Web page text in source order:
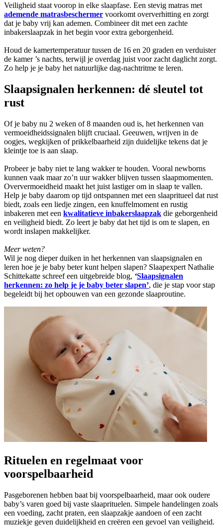
Veiligheid staat voorop in elke slaapfase. Een stevig matras met
ademende matrasbeschermer voorkomt oververhitting en zorgt
dat je baby vrij kan ademen. Combineer dit met een zachte
inbakerslaapzak in het begin voor extra geborgenheid.
Houd de kamertemperatuur tussen de 16 en 20 graden en verduister
de kamer ’s nachts, terwijl je overdag juist voor zacht daglicht zorgt.
Zo help je je baby het natuurlijke dag-nachtritme te leren.
Slaapsignalen herkennen: dé sleutel tot
rust
Of je baby nu 2 weken of 8 maanden oud is, het herkennen van
vermoeidheidssignalen blijft cruciaal. Geeuwen, wrijven in de
oogjes, wegkijken of prikkelbaarheid zijn duidelijke tekens dat je
kleintje toe is aan slaap.
Probeer je baby niet te lang wakker te houden. Vooral newborns
kunnen vaak maar zo’n uur wakker blijven tussen slaapmomenten.
Oververmoeidheid maakt het juist lastiger om in slaap te vallen.
Help je baby daarom op tijd ontspannen met een slaapritueel dat rust
biedt, zoals een liedje zingen, een knuffelmoment en rustig
inbakeren met een kwalitatieve inbakerslaapzak die geborgenheid
en veiligheid biedt. Zo leert je baby dat het tijd is om te slapen, en
wordt inslapen makkelijker.
Meer weten?
Wil je nog dieper duiken in het herkennen van slaapsignalen en
leren hoe je je baby beter kunt helpen slapen? Slaapexpert Nathalie
Schittekatte schreef een uitgebreide blog, ‘Slaapsignalen
herkennen: zo help je je baby beter slapen’, die je stap voor stap
begeleidt bij het opbouwen van een gezonde slaaproutine.
Rituelen en regelmaat voor
voorspelbaarheid
Pasgeborenen hebben baat bij voorspelbaarheid, maar ook oudere
baby’s varen goed bij vaste slaaprituelen. Simpele handelingen zoals
een voeding, zacht praten, een slaapzakje aandoen of een zacht
muziekje geven duidelijkheid en creëren een gevoel van veiligheid.